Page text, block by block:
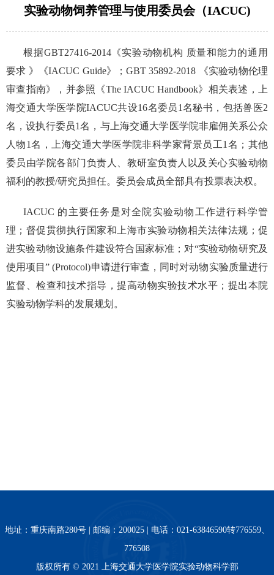
实验动物饲养管理与使用委员会（IACUC)
根据GBT27416-2014《实验动物机构 质量和能力的通用
要求 》《IACUC Guide》；GBT 35892-2018 《实验动物伦理
审查指南》，并参照《The IACUC Handbook》相关表述，上
海交通大学医学院IACUC共设16名委员1名秘书，包括兽医2
名，设执行委员1名，与上海交通大学医学院非雇佣关系公众
人物1名，上海交通大学医学院非科学家背景员工1名；其他
委员由学院各部门负责人、教研室负责人以及关心实验动物
福利的教授/研究员担任。委员会成员全部具有投票表决权。
IACUC 的主要任务是对全院实验动物工作进行科学管
理；督促贯彻执行国家和上海市实验动物相关法律法规；促
进实验动物设施条件建设符合国家标准；对“实验动物研究及
使用项目” (Protocol)申请进行审查，同时对动物实验质量进行
监督、检查和技术指导，提高动物实验技术水平；提出本院
实验动物学科的发展规划。
地址：重庆南路280号 | 邮编：200025 | 电话：021-63846590转776559、
776508
版权所有 © 2021 上海交通大学医学院实验动物科学部